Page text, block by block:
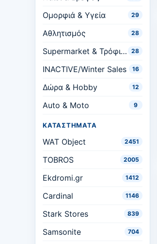
Ομορφιά & Υγεία 29
Αθλητισμός 28
Supermarket & Τρόφιμα 28
INACTIVE/Winter Sales 16
Δώρα & Hobby 12
Auto & Moto 9
ΚΑΤΑΣΤΉΜΑΤΑ
WAT Object 2451
TOBROS 2005
Ekdromi.gr 1412
Cardinal 1146
Stark Stores 839
Samsonite 704